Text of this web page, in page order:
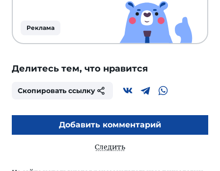
Реклама
Делитесь тем, что нравится
Скопировать ссылку
Добавить комментарий
Следить